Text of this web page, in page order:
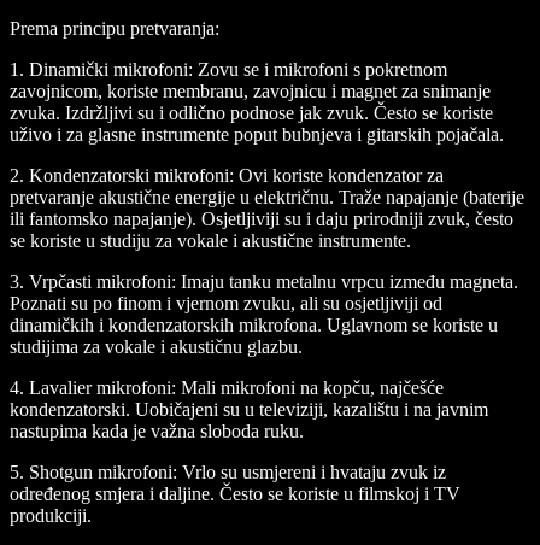
Prema principu pretvaranja:
1. Dinamički mikrofoni: Zovu se i mikrofoni s pokretnom
zavojnicom, koriste membranu, zavojnicu i magnet za snimanje
zvuka. Izdržljivi su i odlično podnose jak zvuk. Često se koriste
uživo i za glasne instrumente poput bubnjeva i gitarskih pojačala.
2. Kondenzatorski mikrofoni: Ovi koriste kondenzator za
pretvaranje akustične energije u električnu. Traže napajanje (baterije
ili fantomsko napajanje). Osjetljiviji su i daju prirodniji zvuk, često
se koriste u studiju za vokale i akustične instrumente.
3. Vrpčasti mikrofoni: Imaju tanku metalnu vrpcu između magneta.
Poznati su po finom i vjernom zvuku, ali su osjetljiviji od
dinamičkih i kondenzatorskih mikrofona. Uglavnom se koriste u
studijima za vokale i akustičnu glazbu.
4. Lavalier mikrofoni: Mali mikrofoni na kopču, najčešće
kondenzatorski. Uobičajeni su u televiziji, kazalištu i na javnim
nastupima kada je važna sloboda ruku.
5. Shotgun mikrofoni: Vrlo su usmjereni i hvataju zvuk iz
određenog smjera i daljine. Često se koriste u filmskoj i TV
produkciji.